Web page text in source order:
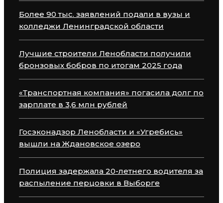
Более 90 тыс. заявлений подали в вузы и
колледжи Ленинградской области
Лучшие строители Ленобласти получили
бронзовых бобров по итогам 2025 года
«Транспортная компания» погасила долг по
зарплате в 3,6 млн рублей
Госэконадзор Ленобласти и «Угребись»
вышли на Ждановское озеро
Полиция задержала 20-летнего водителя за
распыление перцовки в Выборге